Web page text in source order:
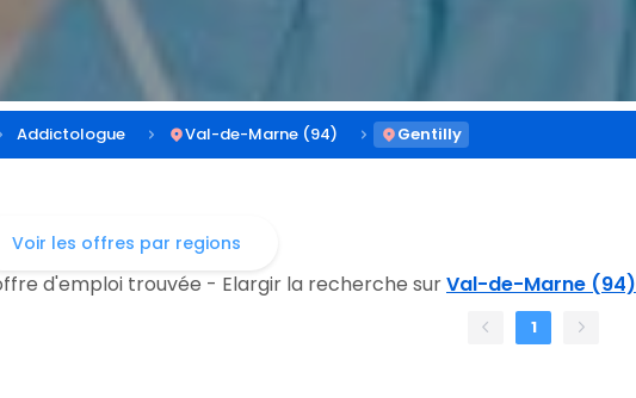
Addictologue Val-de-Marne (94) Gentilly
Voir les offres par regions
d'emploi trouvée - Elargir la recherche surVal-de-Marne (94)
1